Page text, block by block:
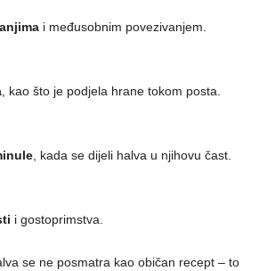
i međusobnim povezivanjem.
, kao što je podjela hrane tokom posta.
, kada se dijeli halva u njihovu čast.
i gostoprimstva.
se ne posmatra kao običan recept – to